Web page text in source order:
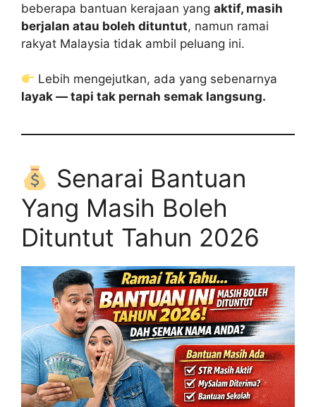
beberapa bantuan kerajaan yang aktif, masih
berjalan atau boleh dituntut, namun ramai
rakyat Malaysia tidak ambil peluang ini.
Lebih mengejutkan, ada yang sebenarnya
layak — tapi tak pernah semak langsung.
Senarai Bantuan
Yang Masih Boleh
Dituntut Tahun 2026